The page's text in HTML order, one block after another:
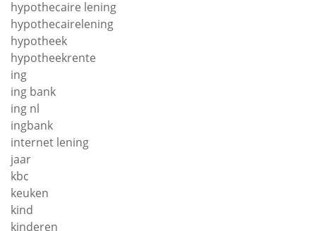
hypothecaire lening
hypothecairelening
hypotheek
hypotheekrente
ing
ing bank
ing nl
ingbank
internet lening
jaar
kbc
keuken
kind
kinderen